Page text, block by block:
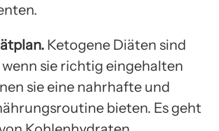
Ketogene Diäten sind
sie richtig eingehalten
sie eine nahrhafte und
bieten. Es geht